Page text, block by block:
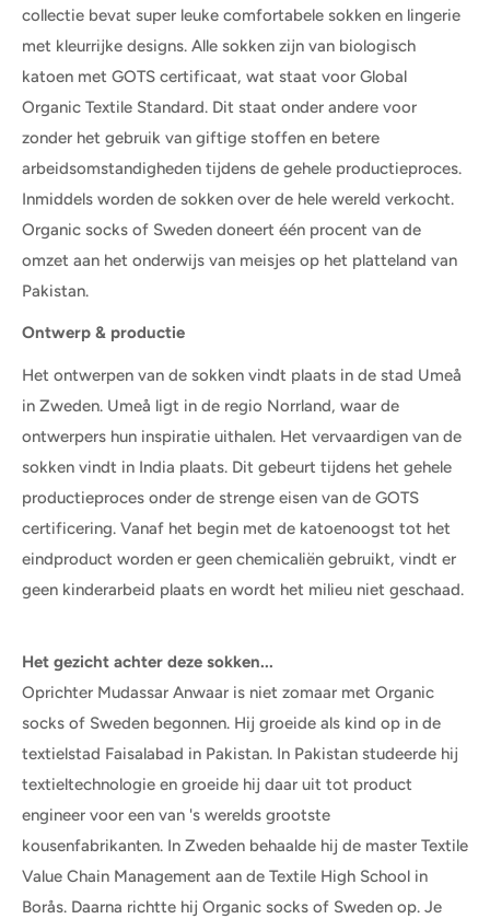
collectie bevat super leuke comfortabele sokken en lingerie
met kleurrijke designs. Alle sokken zijn van biologisch
katoen met GOTS certificaat, wat staat voor Global
Organic Textile Standard. Dit staat onder andere voor
zonder het gebruik van giftige stoffen en betere
arbeidsomstandigheden tijdens de gehele productieproces.
Inmiddels worden de sokken over de hele wereld verkocht.
Organic socks of Sweden doneert één procent van de
omzet aan het onderwijs van meisjes op het platteland van
Pakistan.
Ontwerp & productie
Het ontwerpen van de sokken vindt plaats in de stad Umeå
in Zweden. Umeå ligt in de regio Norrland, waar de
ontwerpers hun inspiratie uithalen. Het vervaardigen van de
sokken vindt in India plaats. Dit gebeurt tijdens het gehele
productieproces onder de strenge eisen van de GOTS
certificering. Vanaf het begin met de katoenoogst tot het
eindproduct worden er geen chemicaliën gebruikt, vindt er
geen kinderarbeid plaats en wordt het milieu niet geschaad.
Het gezicht achter deze sokken...
Oprichter Mudassar Anwaar is niet zomaar met Organic
socks of Sweden begonnen. Hij groeide als kind op in de
textielstad Faisalabad in Pakistan. In Pakistan studeerde hij
textieltechnologie en groeide hij daar uit tot product
engineer voor een van 's werelds grootste
kousenfabrikanten. In Zweden behaalde hij de master Textile
Value Chain Management aan de Textile High School in
Borås. Daarna richtte hij Organic socks of Sweden op. Je